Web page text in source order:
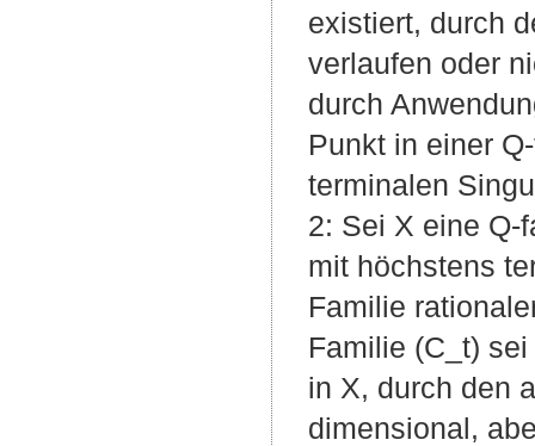
existiert, durch
verlaufen oder
durch
Punkt in einer
terminalen
2: Sei X eine Q-
mit höchstens
Familie
Familie (C_t)
in X, durch den
dimensional,